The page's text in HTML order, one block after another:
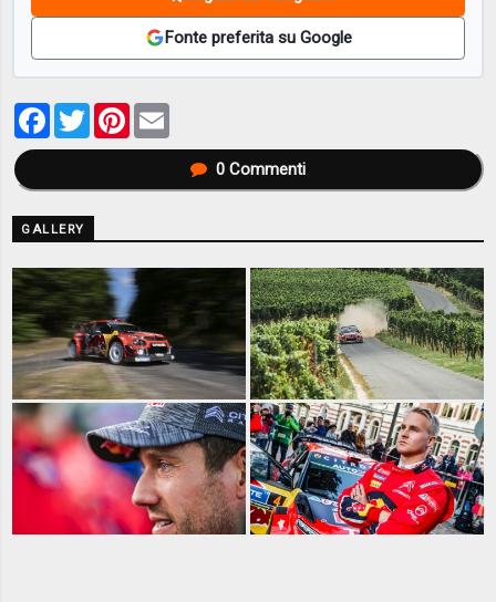
Fonte preferita su Google
Facebook
TwitterPinterest
0Commenti
GALLERY